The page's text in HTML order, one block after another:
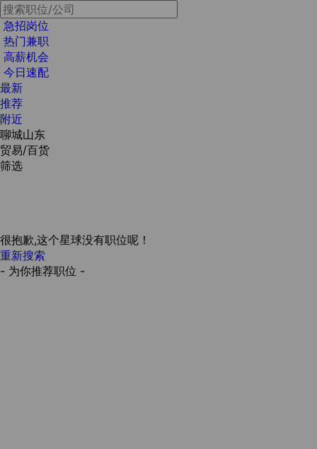
急招岗位
热门兼职
高薪机会
今日速配
最新
推荐
附近
聊城山东
贸易/百货
筛选
很抱歉,这个星球没有职位呢！
重新搜索
- 为你推荐职位 -